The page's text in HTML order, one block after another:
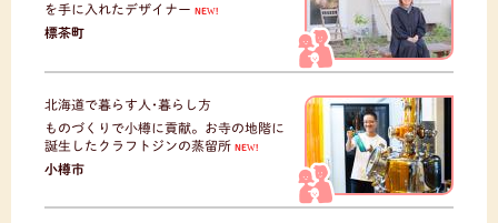
を手に入れたデザイナー
NEW!
標茶町
北海道で暮らす人･暮らし方
ものづくりで小樽に貢献。お寺の地階に
誕生したクラフトジンの蒸留所 NEW!
小樽市